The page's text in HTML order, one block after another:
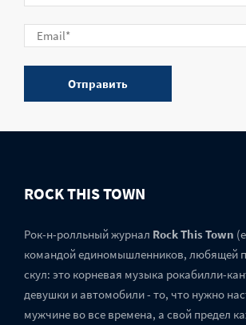
ROCK THIS TOWN
Рок-н-ролльный журнал Rock This Town
командой единомышленников, любящей
скул: это корневая музыка рокабилли-
девушки и автомобили - то, что нужно
мужчине во все времена, а свой предел